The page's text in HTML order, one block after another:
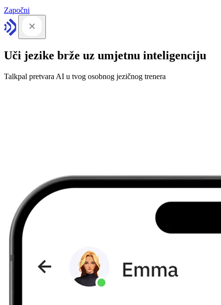
Započni
Uči jezike brže uz umjetnu inteligenciju
Talkpal pretvara AI u tvog osobnog jezičnog trenera